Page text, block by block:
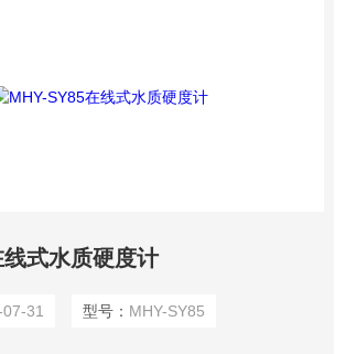
式水质硬度计
31 型号： MHY-SY85